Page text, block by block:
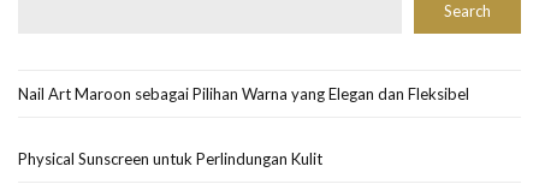
Search
Nail Art Maroon sebagai Pilihan Warna yang Elegan dan Fleksibel
Physical Sunscreen untuk Perlindungan Kulit